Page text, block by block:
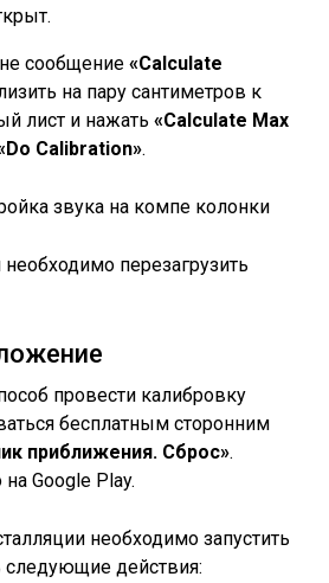
сообщение«Calculate
на пару сантиметров к
лист и нажать«Calculate Max
Calibration».
звука на компе колонки
перезагрузить
провести калибровку
бесплатным сторонним
приближения. Сброс».
Google Play.
необходимо запустить
следующие действия: